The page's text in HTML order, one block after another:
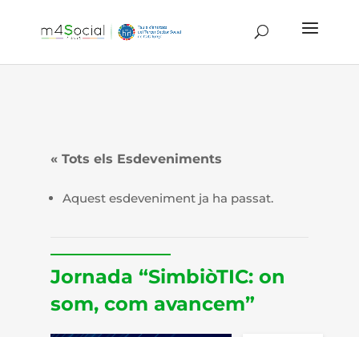
« Tots els Esdeveniments
Aquest esdeveniment ja ha passat.
Jornada “SimbiòTIC: on
som, com avancem”